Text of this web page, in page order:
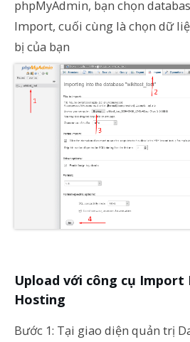
phpMyAdmin, bạn chọn
Import, cuối cùng là chọn dữ
bị của bạn
Upload với công cụ Import
Hosting
Bước 1: Tại giao diện quản trị